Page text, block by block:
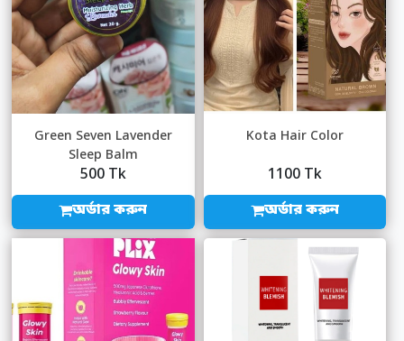
Green Seven Lavender
Sleep Balm
500 Tk
অর্ডার করুন
Kota Hair Color
1100 Tk
অর্ডার করুন